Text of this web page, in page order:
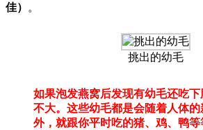
佳）
。
挑出的幼毛
如果泡发燕窝后发现有幼毛还吃
不大。这些幼毛都是会随着人体
外，就跟你平时吃的猪、鸡、鸭